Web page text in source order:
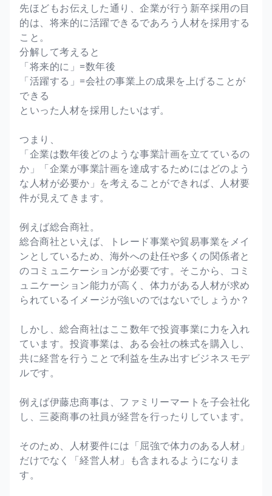
先ほどもお伝えした通り、企業が行う新卒採用の目
的は、将来的に活躍できるであろう人材を採用する
こと。
分解して考えると
「将来的に」=数年後
「活躍する」=会社の事業上の成果を上げることが
できる
といった人材を採用したいはず。
つまり、
「企業は数年後どのような事業計画を立てているの
か」「企業が事業計画を達成するためにはどのよう
な人材が必要か」を考えることができれば、人材要
件が見えてきます。
例えば総合商社。
総合商社といえば、トレード事業や貿易事業をメイ
ンとしているため、海外への赴任や多くの関係者と
のコミュニケーションが必要です。そこから、コミ
ュニケーション能力が高く、体力がある人材が求め
られているイメージが強いのではないでしょうか？
しかし、総合商社はここ数年で投資事業に力を入れ
ています。投資事業は、ある会社の株式を購入し、
共に経営を行うことで利益を生み出すビジネスモデ
ルです。
例えば伊藤忠商事は、ファミリーマートを子会社化
し、三菱商事の社員が経営を行ったりしています。
そのため、人材要件には「屈強で体力のある人材」
だけでなく「経営人材」も含まれるようになりま
す。